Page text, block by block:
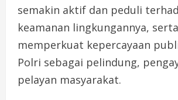
semakin aktif dan peduli
keamanan lingkungannya, serta
memperkuat kepercayaan
Polri sebagai pelindung,
pelayan masyarakat.